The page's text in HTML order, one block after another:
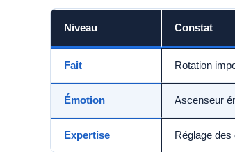
Niveau Constat
Fait Rotation
Émotion Ascenseur
Expertise Réglage des